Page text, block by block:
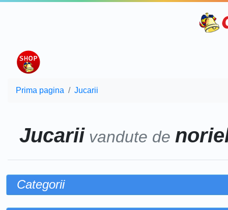
Prima pagina Jucarii
Jucariivandute de
Categorii